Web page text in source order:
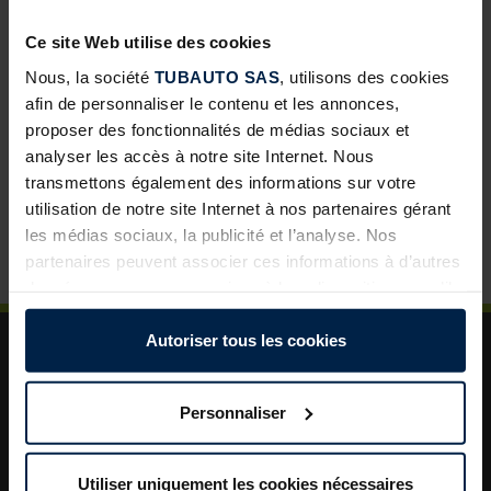
Ce site Web utilise des cookies
Nous, la société TUBAUTO SAS , utilisons des cookies
afin de personnaliser le contenu et les annonces,
proposer des fonctionnalités de médias sociaux et
analyser les accès à notre site Internet. Nous
transmettons également des informations sur votre
utilisation de notre site Internet à nos partenaires gérant
les médias sociaux, la publicité et l’analyse. Nos
partenaires peuvent associer ces informations à d’autres
ont collectées dans le cadre de votre utilisation des
Légalement, nous pouvons stocker des cookies sur votre
fonctionnement de ce site. Pour tous les autres types de
cookies, nous avons besoin de votre autorisation. Vous
Autoriser tous les cookies
Personnaliser
Utiliser uniquement les cookies nécessaires
Abris de jardin avec toit lounge : une solution à forte
valeur ajoutée pour vos clients
Porte de garage sectionnelle : un incontournable pour
développer vos ventes
La porte de garage : un levier de valorisation pour vos
projets clients
Plus de sécurité dans le jardin : un aménagement
astucieux pour plus d’ordre et de rangement
A propos de TUBAUTO